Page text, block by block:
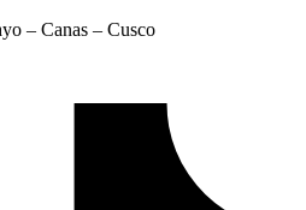
– Canas – Cusco